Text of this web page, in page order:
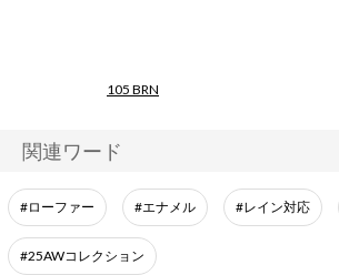
105 BRN
関連ワード
#ローファー #エナメル #レイン対応
#25AWコレクション